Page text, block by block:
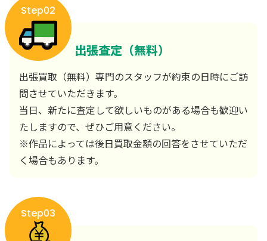
Step02
出張査定（無料）
出張買取（無料）専門のスタッフが約束の日時にご訪
問させていただきます。
当日、新たに査定して欲しいものがある場合も歓迎い
たしますので、ぜひご用意ください。
※作品によっては後日買取金額の回答をさせていただ
く場合もあります。
Step03